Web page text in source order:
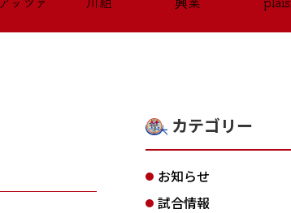
カテゴリー
お知らせ
試合情報